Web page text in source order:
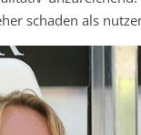
schaden als